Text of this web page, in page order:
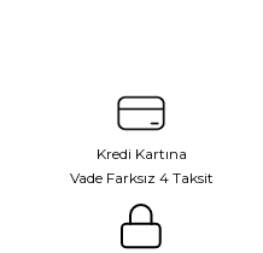
Kredi Kartına
Vade Farksız 4 Taksit